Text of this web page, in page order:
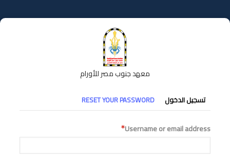
إلى
المحتوى
معهد جنوب مصر للأورام
التبويبات
الأساسية
تسجيل الدخول RESET YOUR PASSWORD
Username or email address